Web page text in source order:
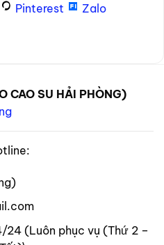
Pinterest
Zalo
CAO SU HẢI PHÒNG)
24 (Luôn phục vụ (Thứ 2 –